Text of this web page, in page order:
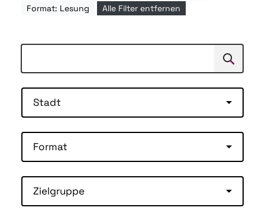
Format: Lesung
Alle Filter entfernen
Suchen
Stadt
Format
Zielgruppe